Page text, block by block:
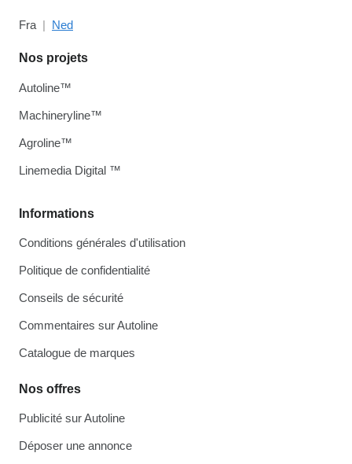
Fra Ned
Informations
Conditions générales d'utilisation
Politique de confidentialité
Conseils de sécurité
Commentaires sur Autoline
Catalogue de marques
Nos offres
Publicité sur Autoline
Déposer une annonce
Nos projets
Autoline™
Machineryline™
Agroline™
Linemedia Digital ™